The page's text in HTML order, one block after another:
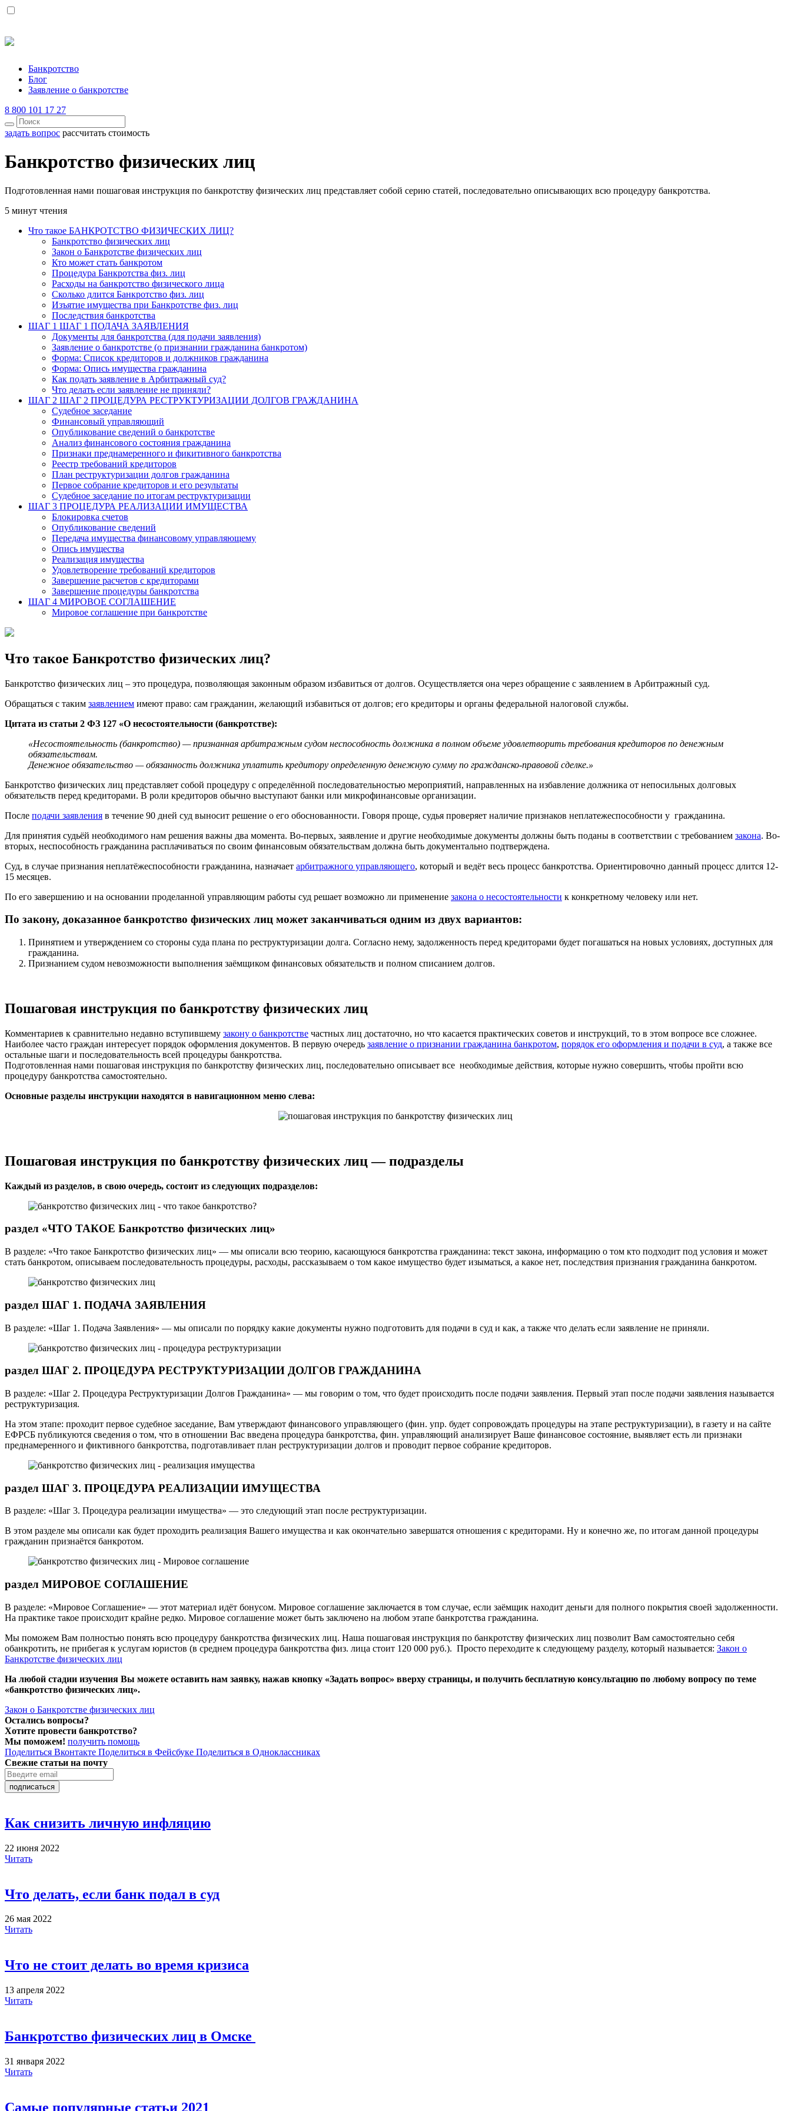
Банкротство
Блог
Заявление о банкротстве
8 800 101 17 27
задать вопрос рассчитать стоимость
Банкротство физических лиц
Подготовленная нами пошаговая инструкция по банкротству физических лиц представляет собой серию статей, последовательно описывающих всю процедуру банкротства.
5 минут чтения
Что такое БАНКРОТСТВО ФИЗИЧЕСКИХ ЛИЦ?
Банкротство физических лиц
Закон о Банкротстве физических лиц
Кто может стать банкротом
Процедура Банкротства физ. лиц
Расходы на банкротство физического лица
Сколько длится Банкротство физ. лиц
Изъятие имущества при Банкротстве физ. лиц
Последствия банкротства
ШАГ 1 ШАГ 1 ПОДАЧА ЗАЯВЛЕНИЯ
Документы для банкротства (для подачи заявления)
Заявление о банкротстве (о признании гражданина банкротом)
Форма: Список кредиторов и должников гражданина
Форма: Опись имущества гражданина
Как подать заявление в Арбитражный суд?
Что делать если заявление не приняли?
ШАГ 2 ШАГ 2 ПРОЦЕДУРА РЕСТРУКТУРИЗАЦИИ ДОЛГОВ ГРАЖДАНИНА
Судебное заседание
Финансовый управляющий
Опубликование сведений о банкротстве
Анализ финансового состояния гражданина
Признаки преднамеренного и фикитивного банкротства
Реестр требований кредиторов
План реструктуризации долгов гражданина
Первое собрание кредиторов и его результаты
Судебное заседание по итогам реструктуризации
ШАГ 3 ПРОЦЕДУРА РЕАЛИЗАЦИИ ИМУЩЕСТВА
Блокировка счетов
Опубликование сведений
Передача имущества финансовому управляющему
Опись имущества
Реализация имущества
Удовлетворение требований кредиторов
Завершение расчетов с кредиторами
Завершение процедуры банкротства
ШАГ 4 МИРОВОЕ СОГЛАШЕНИЕ
Мировое соглашение при банкротстве
Что такое Банкротство физических лиц?
Банкротство физических лиц – это процедура, позволяющая законным образом избавиться от долгов. Осуществляется она через обращение с заявлением в Арбитражный суд.
Обращаться с таким заявлением имеют право: сам гражданин, желающий избавиться от долгов; его кредиторы и органы федеральной налоговой службы.
Цитата из статьи 2 ФЗ 127 «О несостоятельности (банкротстве):
«Несостоятельность (банкротство) — признанная арбитражным судом неспособность должника в полном объеме удовлетворить требования кредиторов по денежным
обязательствам.
Денежное обязательство — обязанность должника уплатить кредитору определенную денежную сумму по гражданско-правовой сделке.»
Банкротство физических лиц представляет собой процедуру с определённой последовательностью мероприятий, направленных на избавление должника от непосильных долговых
обязательств перед кредиторами. В роли кредиторов обычно выступают банки или микрофинансовые организации.
После подачи заявления в течение 90 дней суд выносит решение о его обоснованности. Говоря проще, судья проверяет наличие признаков неплатежеспособности у гражданина.
Для принятия судьёй необходимого нам решения важны два момента. Во-первых, заявление и другие необходимые документы должны быть поданы в соответствии с требованием закона. Во-
вторых, неспособность гражданина расплачиваться по своим финансовым обязательствам должна быть документально подтверждена.
Суд, в случае признания неплатёжеспособности гражданина, назначает арбитражного управляющего, который и ведёт весь процесс банкротства. Ориентировочно данный процесс длится 12-
15 месяцев.
По его завершению и на основании проделанной управляющим работы суд решает возможно ли применение закона о несостоятельности к конкретному человеку или нет.
По закону, доказанное банкротство физических лиц может заканчиваться одним из двух вариантов:
Принятием и утверждением со стороны суда плана по реструктуризации долга. Согласно нему, задолженность перед кредиторами будет погашаться на новых условиях, доступных для
гражданина.
Признанием судом невозможности выполнения заёмщиком финансовых обязательств и полном списанием долгов.
Пошаговая инструкция по банкротству физических лиц
Комментариев к сравнительно недавно вступившему закону о банкротстве частных лиц достаточно, но что касается практических советов и инструкций, то в этом вопросе все сложнее.
Наиболее часто граждан интересует порядок оформления документов. В первую очередь заявление о признании гражданина банкротом, порядок его оформления и подачи в суд, а также все
остальные шаги и последовательность всей процедуры банкротства.
Подготовленная нами пошаговая инструкция по банкротству физических лиц, последовательно описывает все необходимые действия, которые нужно совершить, чтобы пройти всю
процедуру банкротства самостоятельно.
Основные разделы инструкции находятся в навигационном меню слева:
Пошаговая инструкция по банкротству физических лиц — подразделы
Каждый из разделов, в свою очередь, состоит из следующих подразделов:
раздел «ЧТО ТАКОЕ Банкротство физических лиц»
В разделе: «Что такое Банкротство физических лиц» — мы описали всю теорию, касающуюся банкротства гражданина: текст закона, информацию о том кто подходит под условия и может
стать банкротом, описываем последовательность процедуры, расходы, рассказываем о том какое имущество будет изыматься, а какое нет, последствия признания гражданина банкротом.
раздел ШАГ 1. ПОДАЧА ЗАЯВЛЕНИЯ
В разделе: «Шаг 1. Подача Заявления» — мы описали по порядку какие документы нужно подготовить для подачи в суд и как, а также что делать если заявление не приняли.
раздел ШАГ 2. ПРОЦЕДУРА РЕСТРУКТУРИЗАЦИИ ДОЛГОВ ГРАЖДАНИНА
В разделе: «Шаг 2. Процедура Реструктуризации Долгов Гражданина» — мы говорим о том, что будет происходить после подачи заявления. Первый этап после подачи заявления называется
реструктуризация.
На этом этапе: проходит первое судебное заседание, Вам утверждают финансового управляющего (фин. упр. будет сопровождать процедуры на этапе реструктуризации), в газету и на сайте
ЕФРСБ публикуются сведения о том, что в отношении Вас введена процедура банкротства, фин. управляющий анализирует Ваше финансовое состояние, выявляет есть ли признаки
преднамеренного и фиктивного банкротства, подготавливает план реструктуризации долгов и проводит первое собрание кредиторов.
раздел ШАГ 3. ПРОЦЕДУРА РЕАЛИЗАЦИИ ИМУЩЕСТВА
В разделе: «Шаг 3. Процедура реализации имущества» — это следующий этап после реструктуризации.
В этом разделе мы описали как будет проходить реализация Вашего имущества и как окончательно завершатся отношения с кредиторами. Ну и конечно же, по итогам данной процедуры
гражданин признаётся банкротом.
раздел МИРОВОЕ СОГЛАШЕНИЕ
В разделе: «Мировое Соглашение» — этот материал идёт бонусом. Мировое соглашение заключается в том случае, если заёмщик находит деньги для полного покрытия своей задолженности.
На практике такое происходит крайне редко. Мировое соглашение может быть заключено на любом этапе банкротства гражданина.
Мы поможем Вам полностью понять всю процедуру банкротства физических лиц. Наша пошаговая инструкция по банкротству физических лиц позволит Вам самостоятельно себя
обанкротить, не прибегая к услугам юристов (в среднем процедура банкротства физ. лица стоит 120 000 руб.). Просто переходите к следующему разделу, который называется: Закон о
Банкротстве физических лиц
На любой стадии изучения Вы можете оставить нам заявку, нажав кнопку «Задать вопрос» вверху страницы, и получить бесплатную консультацию по любому вопросу по теме
«банкротство физических лиц».
Закон о Банкротстве физических лиц
Остались вопросы?
Хотите провести банкротство?
Мы поможем! получить помощь
Поделиться Вконтакте Поделиться в Фейсбуке Поделиться в Одноклассниках
Свежие статьи на почту
подписаться
Как снизить личную инфляцию
22 июня 2022
Читать
Что делать, если банк подал в суд
26 мая 2022
Читать
Что не стоит делать во время кризиса
13 апреля 2022
Читать
Банкротство физических лиц в Омске
31 января 2022
Читать
Самые популярные статьи 2021